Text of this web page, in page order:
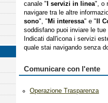
canale "
I servizi in linea", o
navigare tra le altre
sono", " Mi interessa" e "
Il
soddisfano puoi inviare le
Indicati dall'icona i servizi
quale stai navigando senza
Comunicare con l'ente
Operazione Trasparenza